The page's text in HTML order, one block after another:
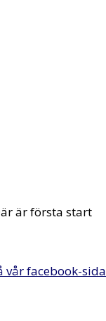
är första start
vår facebook-sida